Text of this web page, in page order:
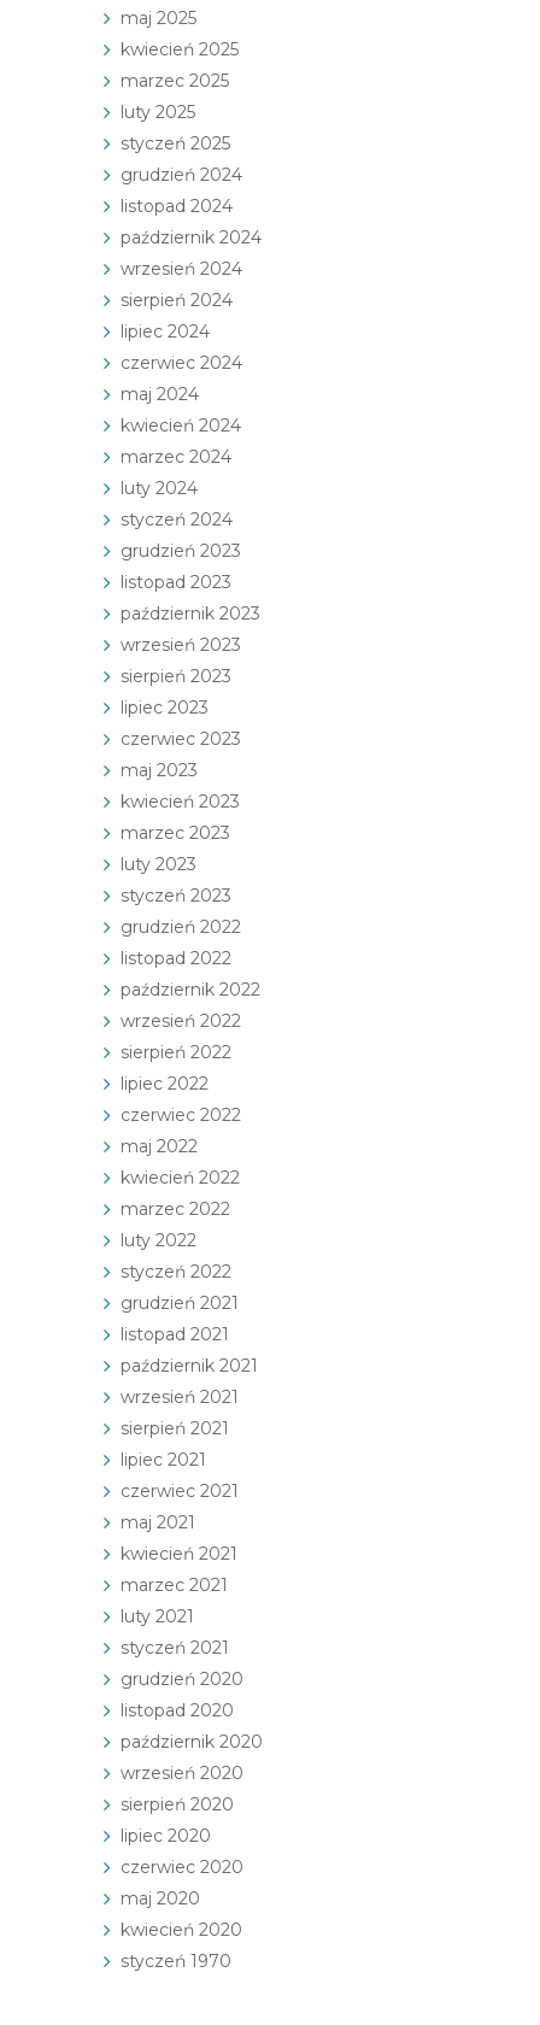
maj 2025
kwiecień 2025
marzec 2025
luty 2025
styczeń 2025
grudzień 2024
listopad 2024
październik 2024
wrzesień 2024
sierpień 2024
lipiec 2024
czerwiec 2024
maj 2024
kwiecień 2024
marzec 2024
luty 2024
styczeń 2024
grudzień 2023
listopad 2023
październik 2023
wrzesień 2023
sierpień 2023
lipiec 2023
czerwiec 2023
maj 2023
kwiecień 2023
marzec 2023
luty 2023
styczeń 2023
grudzień 2022
listopad 2022
październik 2022
wrzesień 2022
sierpień 2022
lipiec 2022
czerwiec 2022
maj 2022
kwiecień 2022
marzec 2022
luty 2022
styczeń 2022
grudzień 2021
listopad 2021
październik 2021
wrzesień 2021
sierpień 2021
lipiec 2021
czerwiec 2021
maj 2021
kwiecień 2021
marzec 2021
luty 2021
styczeń 2021
grudzień 2020
listopad 2020
październik 2020
wrzesień 2020
sierpień 2020
lipiec 2020
czerwiec 2020
maj 2020
kwiecień 2020
styczeń 1970